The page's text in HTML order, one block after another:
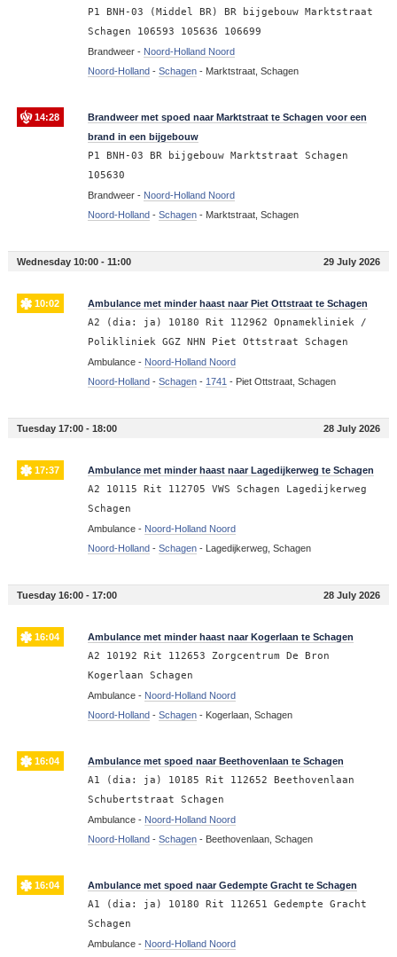
P1 BNH-03 (Middel BR) BR bijgebouw Marktstraat
Schagen 106593 105636 106699
Brandweer - Noord-Holland Noord
Noord-Holland- Schagen- Marktstraat, Schagen
14:28
Brandweer met spoed naar Marktstraat te Schagen voor een
brand in een bijgebouw
P1 BNH-03 BR bijgebouw Marktstraat Schagen
105630
Brandweer - Noord-Holland Noord
Noord-Holland- Schagen- Marktstraat, Schagen
Wednesday 10:00 - 11:00 29 July 2026
10:02 Ambulance met minder haast naar Piet Ottstraat te Schagen
A2 (dia: ja) 10180 Rit 112962 Opnamekliniek /
Polikliniek GGZ NHN Piet Ottstraat Schagen
Ambulance - Noord-Holland Noord
Noord-Holland- Schagen- 1741 - Piet Ottstraat, Schagen
Tuesday 17:00 - 18:00 28 July 2026
17:37 Ambulance met minder haast naar Lagedijkerweg te Schagen
A2 10115 Rit 112705 VWS Schagen Lagedijkerweg
Schagen
Ambulance - Noord-Holland Noord
Noord-Holland- Schagen- Lagedijkerweg, Schagen
Tuesday 16:00 - 17:00 28 July 2026
16:04 Ambulance met minder haast naar Kogerlaan te Schagen
A2 10192 Rit 112653 Zorgcentrum De Bron
Kogerlaan Schagen
Ambulance - Noord-Holland Noord
Noord-Holland- Schagen- Kogerlaan, Schagen
16:04 Ambulance met spoed naar Beethovenlaan te Schagen
A1 (dia: ja) 10185 Rit 112652 Beethovenlaan
Schubertstraat Schagen
Ambulance - Noord-Holland Noord
Noord-Holland- Schagen- Beethovenlaan, Schagen
16:04 Ambulance met spoed naar Gedempte Gracht te Schagen
A1 (dia: ja) 10180 Rit 112651 Gedempte Gracht
Schagen
Ambulance - Noord-Holland Noord